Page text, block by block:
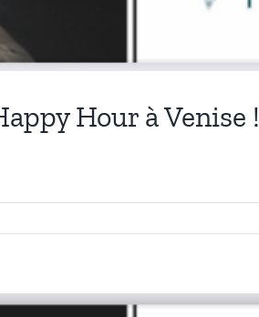
Hour à Venise !